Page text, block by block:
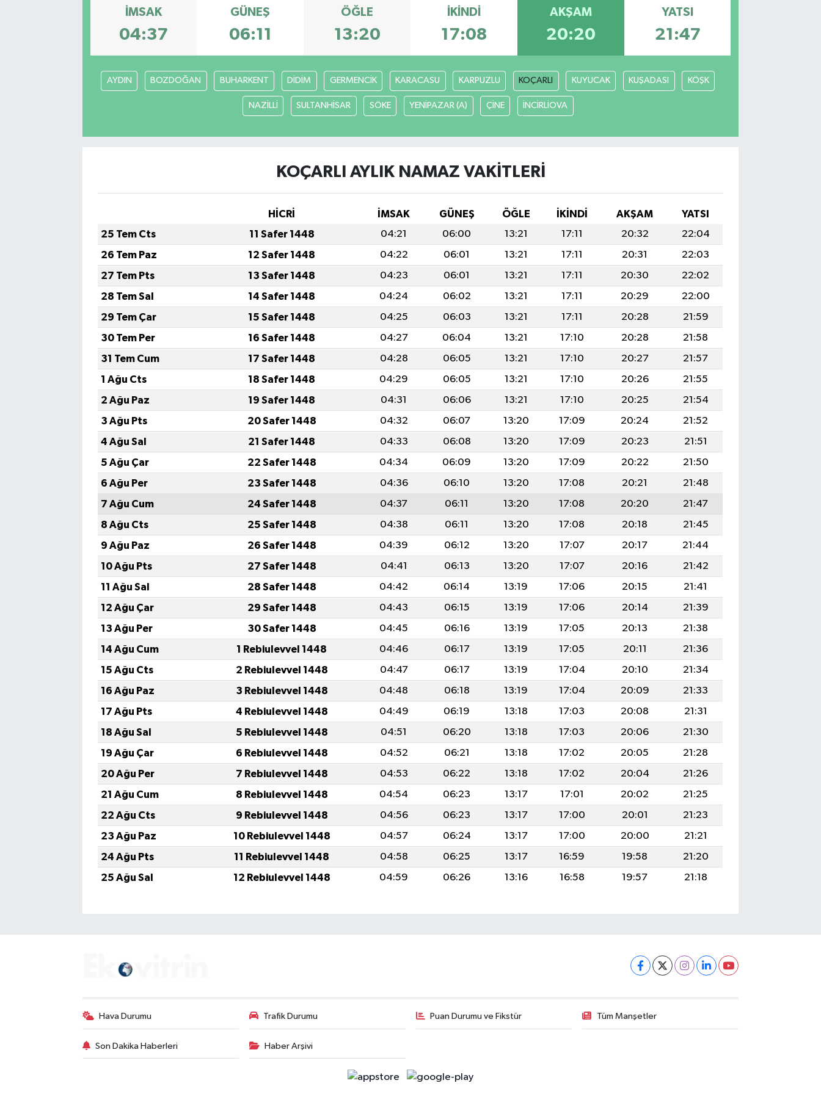
İMSAK
04:37
GÜNEŞ
06:11
ÖĞLE
13:20
İKINDI
17:08
AKŞAM
20:20
YATSI
21:47
AYDIN BOZDOĞAN BUHARKENT DİDİM GERMENCİK KARACASU KARPUZLU KOÇARLI KUYUCAK KUŞADASI KÖŞK
NAZİLLİ SULTANHİSAR SÖKE YENİPAZAR (A) ÇİNE İNCİRLİOVA
KOÇARLI AYLIK NAMAZ VAKITLERI
HİCRİ İMSAK GÜNEŞ ÖĞLE İKINDI AKŞAM
YATSI
25 Tem Cts
11 Safer 1448 04:21 06:00 13:21 17:11 20:32
22:04
26 Tem Paz
12 Safer 1448 04:22 06:01 13:21 17:11 20:31
22:03
27 Tem Pts
13 Safer 1448 04:23 06:01 13:21 17:11 20:30
22:02
28 Tem Sal
14 Safer 1448 04:24 06:02 13:21 17:11 20:29
22:00
29 Tem Çar
15 Safer 1448 04:25 06:03 13:21 17:11 20:28
21:59
30 Tem Per
16 Safer 1448 04:27 06:04 13:21 17:10 20:28
21:58
31 Tem Cum
17 Safer 1448 04:28 06:05 13:21 17:10 20:27
21:57
1 Ağu Cts
18 Safer 1448 04:29 06:05 13:21 17:10 20:26
21:55
2 Ağu Paz
19 Safer 1448 04:31 06:06 13:21 17:10 20:25
21:54
3 Ağu Pts
20 Safer 1448 04:32 06:07 13:20 17:09 20:24
21:52
4 Ağu Sal
21 Safer 1448 04:33 06:08 13:20 17:09 20:23
21:51
5 Ağu Çar
22 Safer 1448 04:34 06:09 13:20 17:09 20:22
21:50
6 Ağu Per
23 Safer 1448 04:36 06:10 13:20 17:08 20:21
21:48
7 Ağu Cum
24 Safer 1448 04:37 06:11 13:20 17:08 20:20
21:47
8 Ağu Cts
25 Safer 1448 04:38 06:11 13:20 17:08 20:18
21:45
9 Ağu Paz
26 Safer 1448 04:39 06:12 13:20 17:07 20:17
21:44
10 Ağu Pts
27 Safer 1448 04:41 06:13 13:20 17:07 20:16
21:42
11 Ağu Sal
28 Safer 1448 04:42 06:14 13:19 17:06 20:15
21:41
12 Ağu Çar
29 Safer 1448 04:43 06:15 13:19 17:06 20:14
21:39
13 Ağu Per
30 Safer 1448 04:45 06:16 13:19 17:05 20:13
21:38
14 Ağu Cum
1 Rebiulevvel 1448 04:46 06:17 13:19 17:05 20:11
21:36
15 Ağu Cts
2 Rebiulevvel 1448 04:47 06:17 13:19 17:04 20:10
21:34
16 Ağu Paz
3 Rebiulevvel 1448 04:48 06:18 13:19 17:04 20:09
21:33
17 Ağu Pts
4 Rebiulevvel 1448 04:49 06:19 13:18 17:03 20:08
21:31
18 Ağu Sal
5 Rebiulevvel 1448 04:51 06:20 13:18 17:03 20:06
21:30
19 Ağu Çar
6 Rebiulevvel 1448 04:52 06:21 13:18 17:02 20:05
21:28
20 Ağu Per
7 Rebiulevvel 1448 04:53 06:22 13:18 17:02 20:04
21:26
21 Ağu Cum
8 Rebiulevvel 1448 04:54 06:23 13:17 17:01 20:02
21:25
22 Ağu Cts
9 Rebiulevvel 1448 04:56 06:23 13:17 17:00 20:01
21:23
23 Ağu Paz
10 Rebiulevvel 1448 04:57 06:24 13:17 17:00 20:00
21:21
24 Ağu Pts
11 Rebiulevvel 1448 04:58 06:25 13:17 16:59 19:58
21:20
25 Ağu Sal
12 Rebiulevvel 1448 04:59 06:26 13:16 16:58 19:57 21:18
Hava Durumu Trafik Durumu Puan Durumu ve Fikstür Tüm Manşetler
Son Dakika Haberleri Haber Arşivi